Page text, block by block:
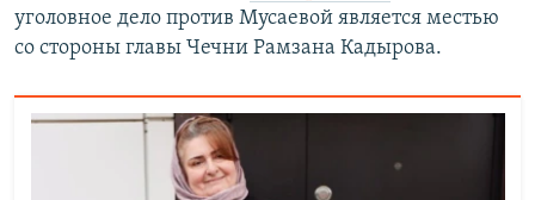
уголовное дело против Мусаевой является местью
со стороны главы Чечни Рамзана Кадырова.